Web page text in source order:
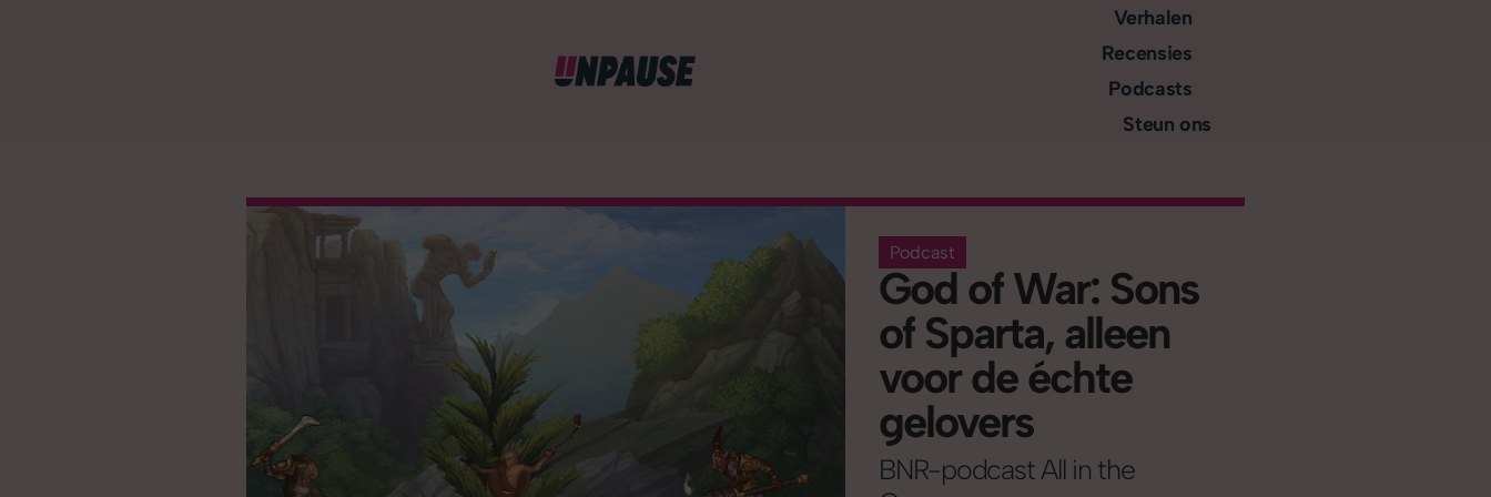
Verhalen
Recensies
Podcasts
Steun ons
Podcast
God of War: Sons
of Sparta, alleen
voor de échte
gelovers
BNR-podcast All in the